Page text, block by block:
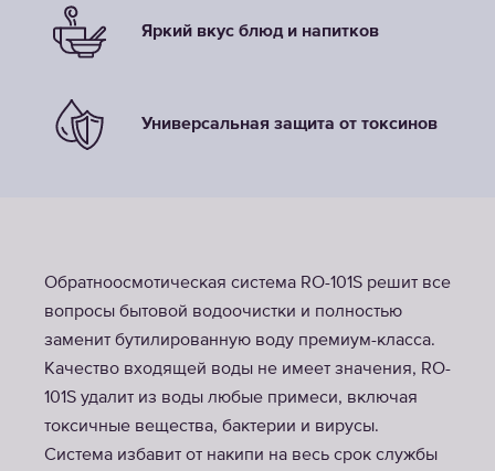
Яркий вкус блюд и напитков
Универсальная защита от токсинов
Обратноосмотическая система RO-101S решит все
вопросы бытовой водоочистки и полностью
заменит бутилированную воду премиум-класса.
Качество входящей воды не имеет значения, RO-
101S удалит из воды любые примеси, включая
токсичные вещества, бактерии и вирусы.
Система избавит от накипи на весь срок службы